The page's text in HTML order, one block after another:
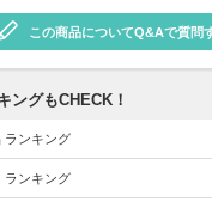
この商品についてQ&Aで質問
ングもCHECK！
ランキング
ランキング